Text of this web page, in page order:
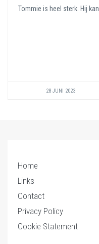
Tommie is heel sterk. Hij
28 JUNI 2023
Home
Links
Contact
Privacy Policy
Cookie Statement